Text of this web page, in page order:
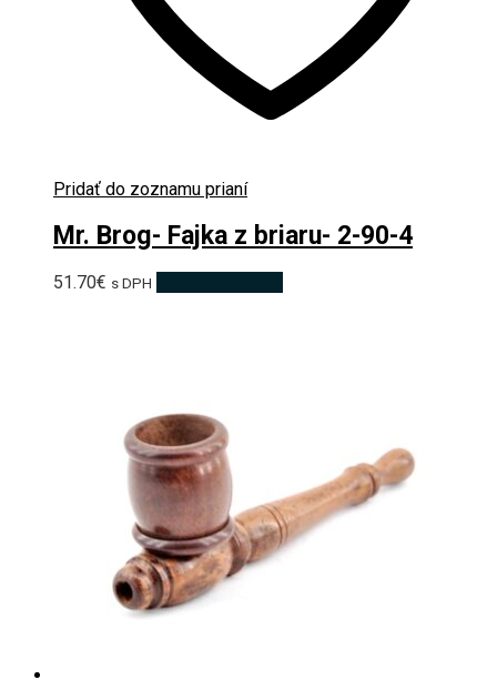
Pridať do zoznamu prianí
Mr. Brog- Fajka z briaru- 2-90-4
51.70€ s DPH